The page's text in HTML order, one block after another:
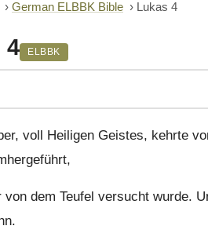
› German ELBBK Bible › Lukas 4
4 ELBBK
voll Heiligen Geistes, kehrte
von dem Teufel versucht wurde.